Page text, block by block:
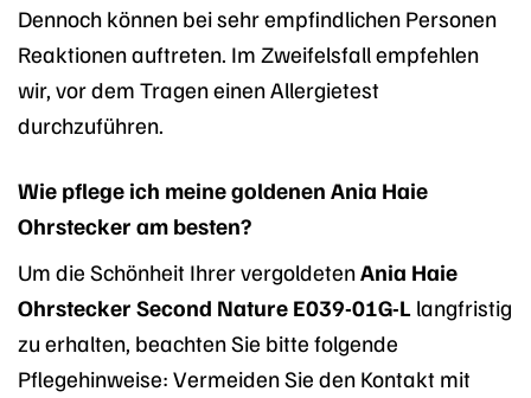
Dennoch können bei sehr empfindlichen Personen
Reaktionen auftreten. Im Zweifelsfall empfehlen
wir, vor dem Tragen einen Allergietest
durchzuführen.
Wie pflege ich meine goldenen Ania Haie
Ohrstecker am besten?
Um die Schönheit Ihrer vergoldetenAnia Haie
Ohrstecker Second Nature E039-01G-L langfristig
zu erhalten, beachten Sie bitte folgende
Pflegehinweise: Vermeiden Sie den Kontakt mit